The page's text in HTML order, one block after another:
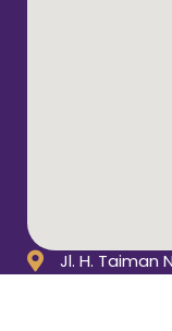
Jl. H. Taiman
Rebo, Kota